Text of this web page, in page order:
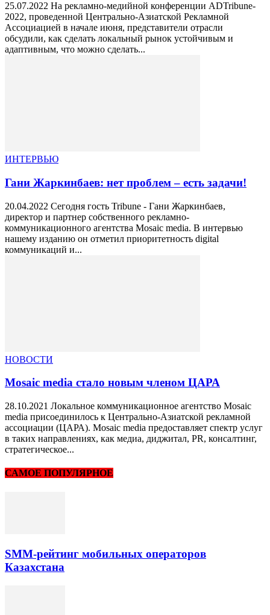
25.07.2022 На рекламно-медийной конференции ADTribune-
2022, проведенной Центрально-Азиатской Рекламной
Ассоциацией в начале июня, представители отрасли
обсудили, как сделать локальный рынок устойчивым и
адаптивным, что можно сделать...
ИНТЕРВЬЮ
Гани Жаркинбаев: нет проблем – есть задачи!
20.04.2022 Сегодня гость Tribune - Гани Жаркинбаев,
директор и партнер собственного рекламно-
коммуникационного агентства Mosaic media. В интервью
нашему изданию он отметил приоритетность digital
коммуникаций и...
НОВОСТИ
Mosaic media стало новым членом ЦАРА
28.10.2021 Локальное коммуникационное агентство Mosaic
media присоединилось к Центрально-Азиатской рекламной
ассоциации (ЦАРА). Mosaic media предоставляет спектр услуг
в таких направлениях, как медиа, диджитал, PR, консалтинг,
стратегическое...
САМОЕ ПОПУЛЯРНОЕ
SMM-рейтинг мобильных операторов
Казахстана